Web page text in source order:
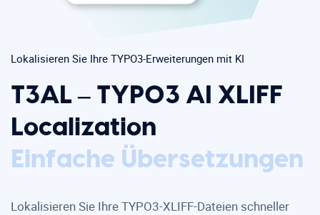
Lokalisieren Sie Ihre TYPO3-Erweiterungen mit KI
T3AL – TYPO3 AI XLIFF
Localization
XLIFF automatisieren
Einfache Übersetzungen
Lokalisieren Sie Ihre TYPO3-XLIFF-Dateien schneller